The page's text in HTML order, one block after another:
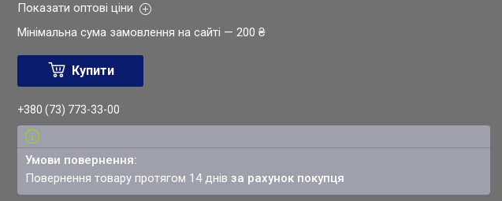
Показати оптові ціни
Мінімальна сума замовлення на сайті — 200 ₴
Купити
+380 (73) 773-33-00
повернення товару протягом 14 днівза рахунок покупця